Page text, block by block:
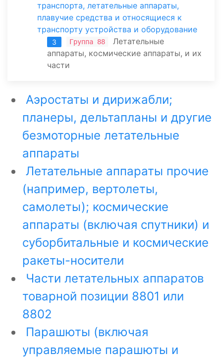
транспорта, летательные аппараты,
плавучие средства и относящиеся к
транспорту устройства и оборудование
3 Группа 88
Летательные
аппараты, космические аппараты, и их
части
Аэростаты и дирижабли;
планеры, дельтапланы и другие
безмоторные летательные
аппараты
Летательные аппараты прочие
(например, вертолеты,
самолеты); космические
аппараты (включая спутники) и
суборбитальные и космические
ракеты-носители
Части летательных аппаратов
товарной позиции 8801 или
8802
Парашюты (включая
управляемые парашюты и